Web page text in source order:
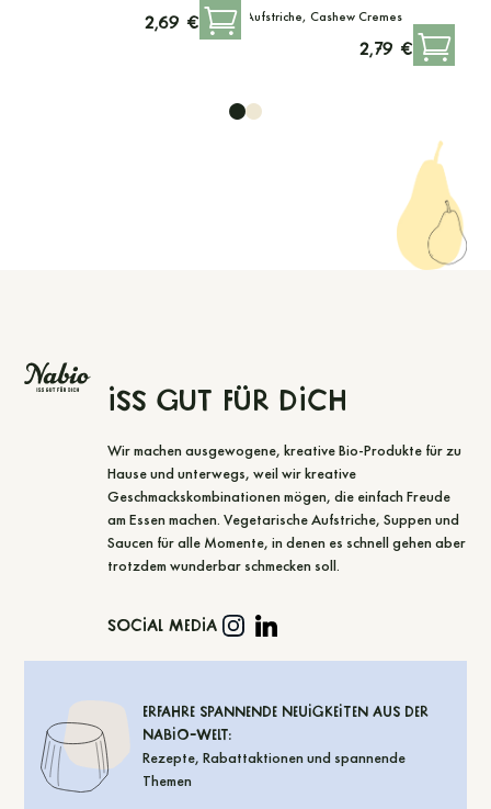
2,69 € Aufstriche, Cashew Cremes
2,79 €
●●
Iss gut für dich
Wir machen ausgewogene, kreative Bio-Produkte für zu
Hause und unterwegs, weil wir kreative
Geschmackskombinationen mögen, die einfach Freude
am Essen machen. Vegetarische Aufstriche, Suppen und
Saucen für alle Momente, in denen es schnell gehen aber
trotzdem wunderbar schmecken soll.
Social Media
Erfahre spannende Neuigkeiten aus der
Nabio-Welt:
Rezepte, Rabattaktionen und spannende
Themen